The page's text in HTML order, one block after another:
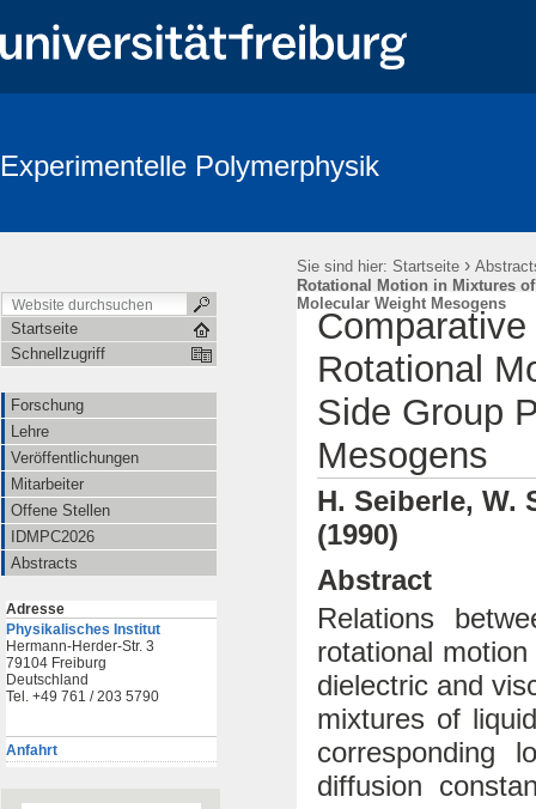
Experimentelle Polymerphysik
Sie sind hier: Startseite ›
Rotational Motion in Mixtures
Molecular Weight Mesogens
Startseite
Schnellzugriff
Forschung
Lehre
Veröffentlichungen
Mitarbeiter
Offene Stellen
IDMPC2026
Abstracts
Adresse
Physikalisches Institut
Hermann-Herder-Str. 3
79104 Freiburg
Deutschland
Tel. +49 761 / 203 5790
Anfahrt
Rotational
Side Group
Mesogens
H. Seiberle, W.
(1990)
Abstract
Relations
rotational
dielectric and
mixtures of
corresponding
diffusion